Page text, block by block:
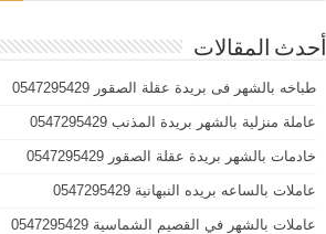
أحدث المقالات
طباخه بالشهر فى بريدة عقلة الصقور 0547295429
عاملة منزلية بالشهر بريدة المذنب 0547295429
خادمات بالشهر بريدة عقلة الصقور 0547295429
عاملات بالساعه بريده النبهانية 0547295429
عاملات بالشهر في القصيم الشماسية 0547295429